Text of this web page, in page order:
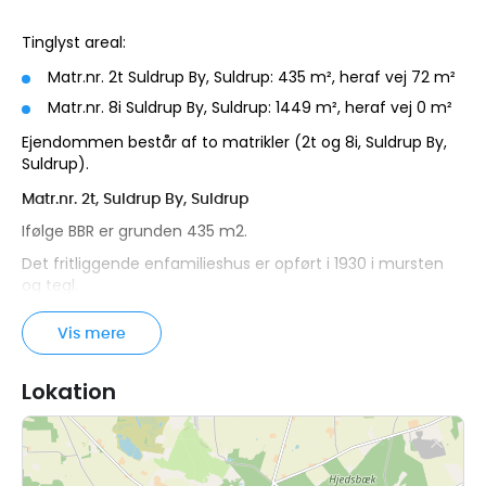
Tinglyst areal:
Matr.nr. 2t Suldrup By, Suldrup: 435 m², heraf vej 72 m²
Matr.nr. 8i Suldrup By, Suldrup: 1449 m², heraf vej 0 m²
Ejendommen består af to matrikler (2t og 8i, Suldrup By,
Suldrup).
Matr.nr. 2t, Suldrup By, Suldrup
Ifølge BBR er grunden 435 m2.
Det fritliggende enfamilieshus er opført i 1930 i mursten
og tegl.
Bygningens samlede boligareal udgør ifølge BBR 158 m2.
Det bebyggede areal udgør 88 m2, arealet af kælder
udgør 44 m2 og tagetagens udnyttede areal udgør 70
m2.
Huset indeholder i stueetagen entre, køkken, stue og
værelse. I entreen er der fliser på gulvet og trælofter, og
på værelset er der gamle trægulve. I køkkenet er der
Vis mere
Lokation